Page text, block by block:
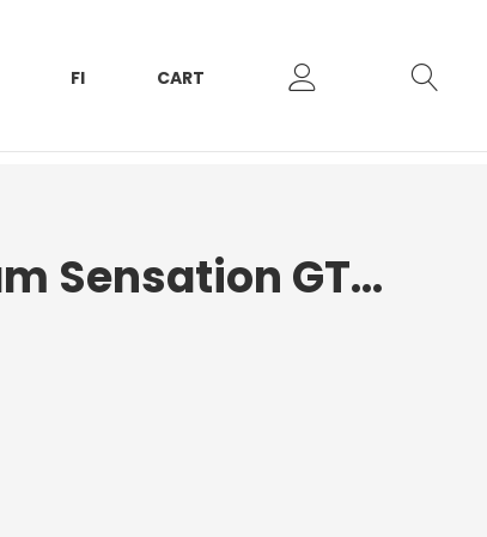
FI CART
Etupuskuri Aixam Sensation GTO 2017-2020